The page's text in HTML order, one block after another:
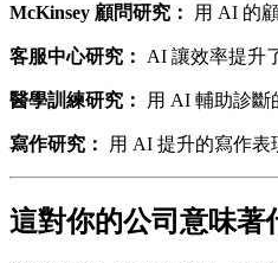
McKinsey 顧問研究： 用 AI 的
客服中心研究： AI 讓效率提升
醫學訓練研究： 用 AI 輔助診斷
寫作研究： 用 AI 提升的寫作
這對你的公司意味著